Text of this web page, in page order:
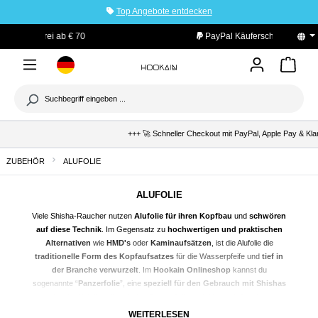
Top Angebote entdecken
PayPal Käuferschutz
+++ 🚀 Schneller Checkout mit PayPal, Apple Pay &
ZUBEHÖR ALUFOLIE
ALUFOLIE
Viele Shisha-Raucher nutzen Alufolie für ihren Kopfbau und schwören
auf diese Technik. Im Gegensatz zu hochwertigen und praktischen
Alternativen wie HMD'soder Kaminaufsätzen , ist die Alufolie die
traditionelle Form des Kopfaufsatzes für die Wasserpfeife und tief in
der Branche verwurzelt. ImHookain Onlineshop kannst du
sogenannte “ Panzerfolie”, eine speziell für den Gebrauch mit Shishas
Und falls du dich doch für einemodernere Methode
WEITERLESEN